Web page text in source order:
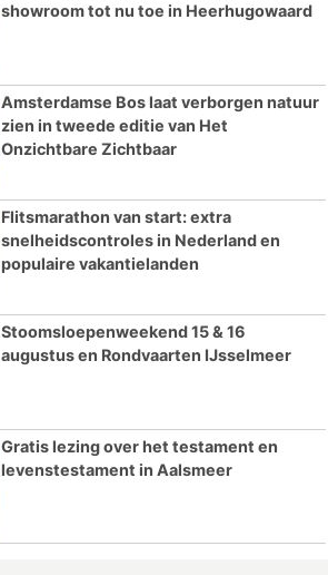
showroom tot nu toe in Heerhugowaard
Amsterdamse Bos laat verborgen natuur
zien in tweede editie van Het
Onzichtbare Zichtbaar
Flitsmarathon van start: extra
snelheidscontroles in Nederland en
populaire vakantielanden
Stoomsloepenweekend 15 & 16
augustus en Rondvaarten IJsselmeer
Gratis lezing over het testament en
levenstestament in Aalsmeer